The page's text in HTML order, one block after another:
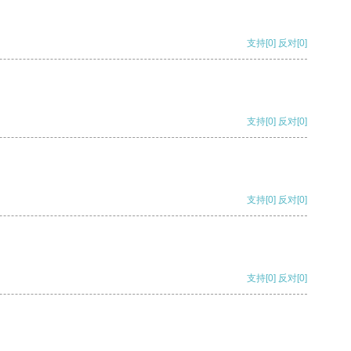
支持[0] 反对[0]
支持[0] 反对[0]
支持[0] 反对[0]
支持[0] 反对[0]